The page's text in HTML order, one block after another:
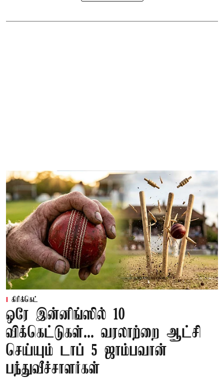
கிரிக்கெட்
ஒரே இன்னிங்ஸில் 10
விக்கெட்டுகள்... வரலாற்றை ஆட்சி
செய்யும் டாப் 5 ஜாம்பவான்
பந்துவீச்சாளர்கள்